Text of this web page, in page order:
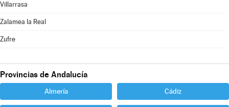
Villarrasa
Zalamea la Real
Zufre
Provincias de Andalucía
Almería Cádiz